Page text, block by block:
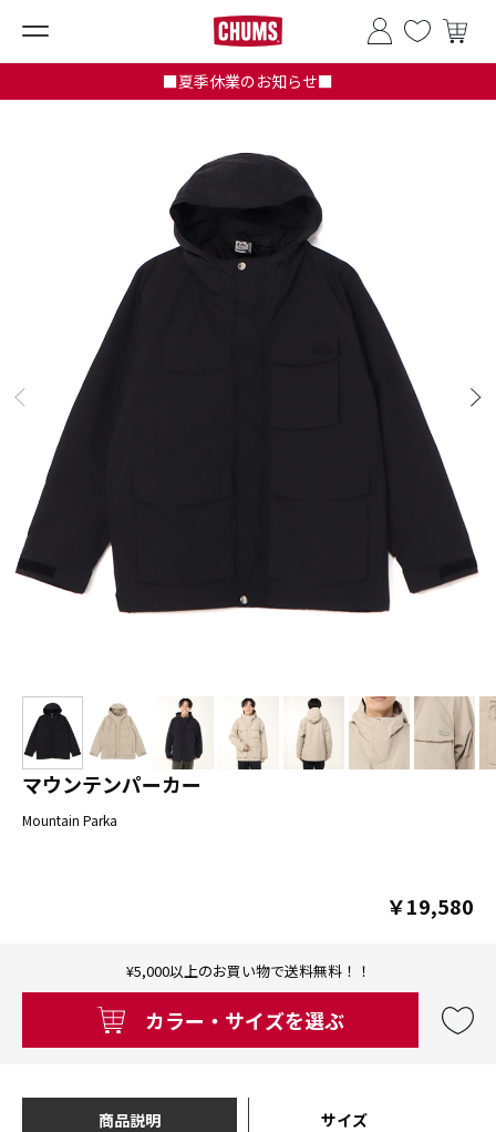
■夏季休業のお知らせ■
マウンテンパーカー
Mountain Parka
￥19,580
¥5,000以上のお買い物で送料無料！！
カラー・サイズを選ぶ
商品説明 サイズ